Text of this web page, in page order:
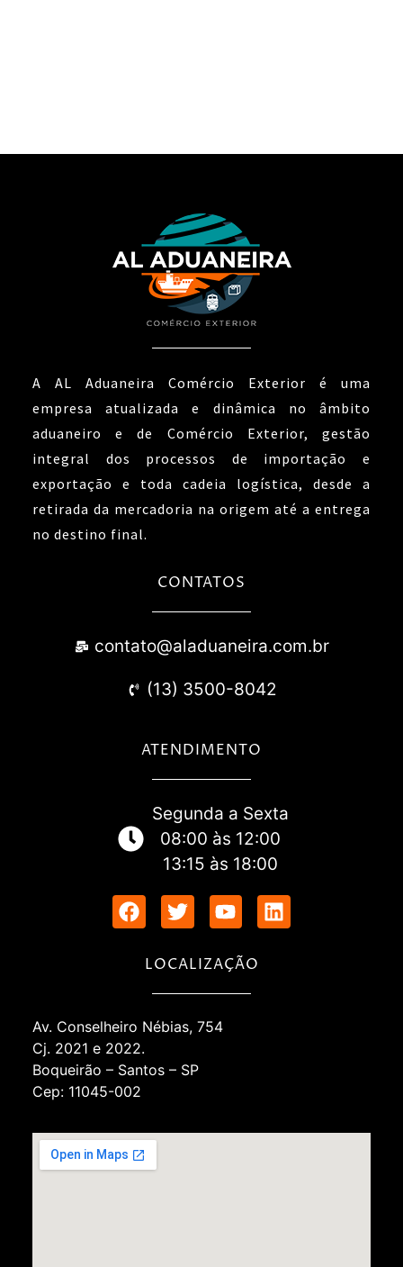
A AL Aduaneira Comércio Exterior é uma
empresa atualizada e dinâmica no âmbito
aduaneiro e de Comércio Exterior, gestão
integral dos processos de importação e
exportação e toda cadeia logística, desde a
retirada da mercadoria na origem até a entrega
no destino final.
CONTATOS
contato@aladuaneira.com.br
(13) 3500-8042
ATENDIMENTO
Segunda a Sexta
08:00 às 12:00
13:15 às 18:00
LOCALIZAÇÃO
Av. Conselheiro Nébias, 754
Cj. 2021 e 2022.
Boqueirão – Santos – SP
Cep: 11045-002